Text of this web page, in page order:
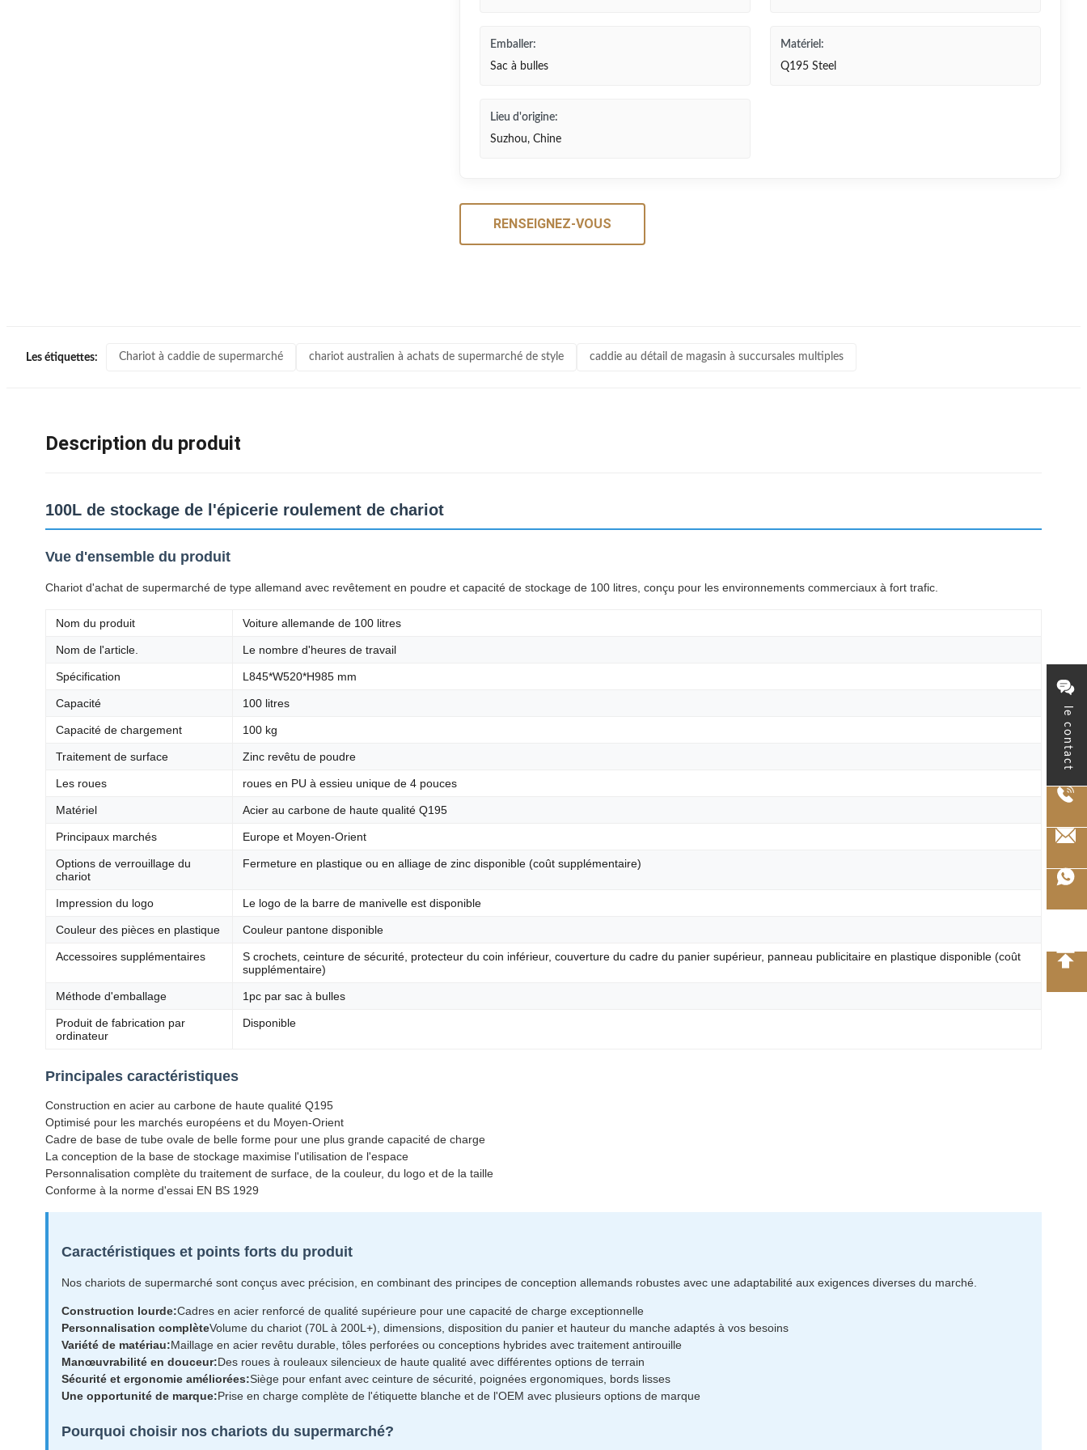
le contact
Emballer:
Sac à bulles
Matériel:
Q195 Steel
Lieu d'origine:
Suzhou, Chine
RENSEIGNEZ-VOUS
Les étiquettes: Chariot à caddie de supermarché chariot australien à achats de supermarché de style caddie au détail de magasin à succursales multiples
Description du produit
100L de stockage de l'épicerie roulement de chariot
Vue d'ensemble du produit
Chariot d'achat de supermarché de type allemand avec revêtement en poudre et capacité de stockage de 100 litres, conçu pour les environnements commerciaux à fort trafic.
Nom du produit Voiture allemande de 100 litres
Nom de l'article. Le nombre d'heures de travail
Spécification L845*W520*H985 mm
Capacité 100 litres
Capacité de chargement 100 kg
Traitement de surface Zinc revêtu de poudre
Les roues roues en PU à essieu unique de 4 pouces
Matériel Acier au carbone de haute qualité Q195
Principaux marchés Europe et Moyen-Orient
Options de verrouillage du
chariot
Fermeture en plastique ou en alliage de zinc disponible (coût supplémentaire)
Impression du logo Le logo de la barre de manivelle est disponible
Couleur des pièces en plastique Couleur pantone disponible
Accessoires supplémentaires
S crochets, ceinture de sécurité, protecteur du coin inférieur, couverture du cadre du panier supérieur, panneau publicitaire en plastique disponible (coût
supplémentaire)
Méthode d'emballage 1pc par sac à bulles
Produit de fabrication par
ordinateur
Disponible
Principales caractéristiques
Construction en acier au carbone de haute qualité Q195
Optimisé pour les marchés européens et du Moyen-Orient
Cadre de base de tube ovale de belle forme pour une plus grande capacité de charge
La conception de la base de stockage maximise l'utilisation de l'espace
Personnalisation complète du traitement de surface, de la couleur, du logo et de la taille
Conforme à la norme d'essai EN BS 1929
Caractéristiques et points forts du produit
Nos chariots de supermarché sont conçus avec précision, en combinant des principes de conception allemands robustes avec une adaptabilité aux exigences diverses du marché.
Construction lourde:Cadres en acier renforcé de qualité supérieure pour une capacité de charge exceptionnelle
Personnalisation complèteVolume du chariot (70L à 200L+), dimensions, disposition du panier et hauteur du manche adaptés à vos besoins
Variété de matériau:Maillage en acier revêtu durable, tôles perforées ou conceptions hybrides avec traitement antirouille
Manœuvrabilité en douceur:Des roues à rouleaux silencieux de haute qualité avec différentes options de terrain
Sécurité et ergonomie améliorées:Siège pour enfant avec ceinture de sécurité, poignées ergonomiques, bords lisses
Une opportunité de marque:Prise en charge complète de l'étiquette blanche et de l'OEM avec plusieurs options de marque
Pourquoi choisir nos chariots du supermarché?